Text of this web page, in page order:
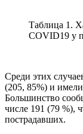
Таблица 1.
COVID19 у
Среди этих
(205, 85%) и
Большинство
числе 191 (79 %),
пострадавших.